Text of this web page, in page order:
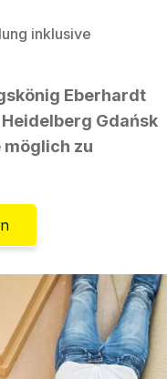
inklusive
Eberhardt
Gdańsk
zu